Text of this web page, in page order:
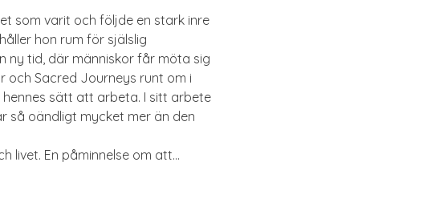
som varit och följde en stark inre
hon rum för själslig
ny tid, där människor får möta sig
och Sacred Journeys runt om i
sätt att arbeta. I sitt arbete
så oändligt mycket mer än den
livet. En påminnelse om att…